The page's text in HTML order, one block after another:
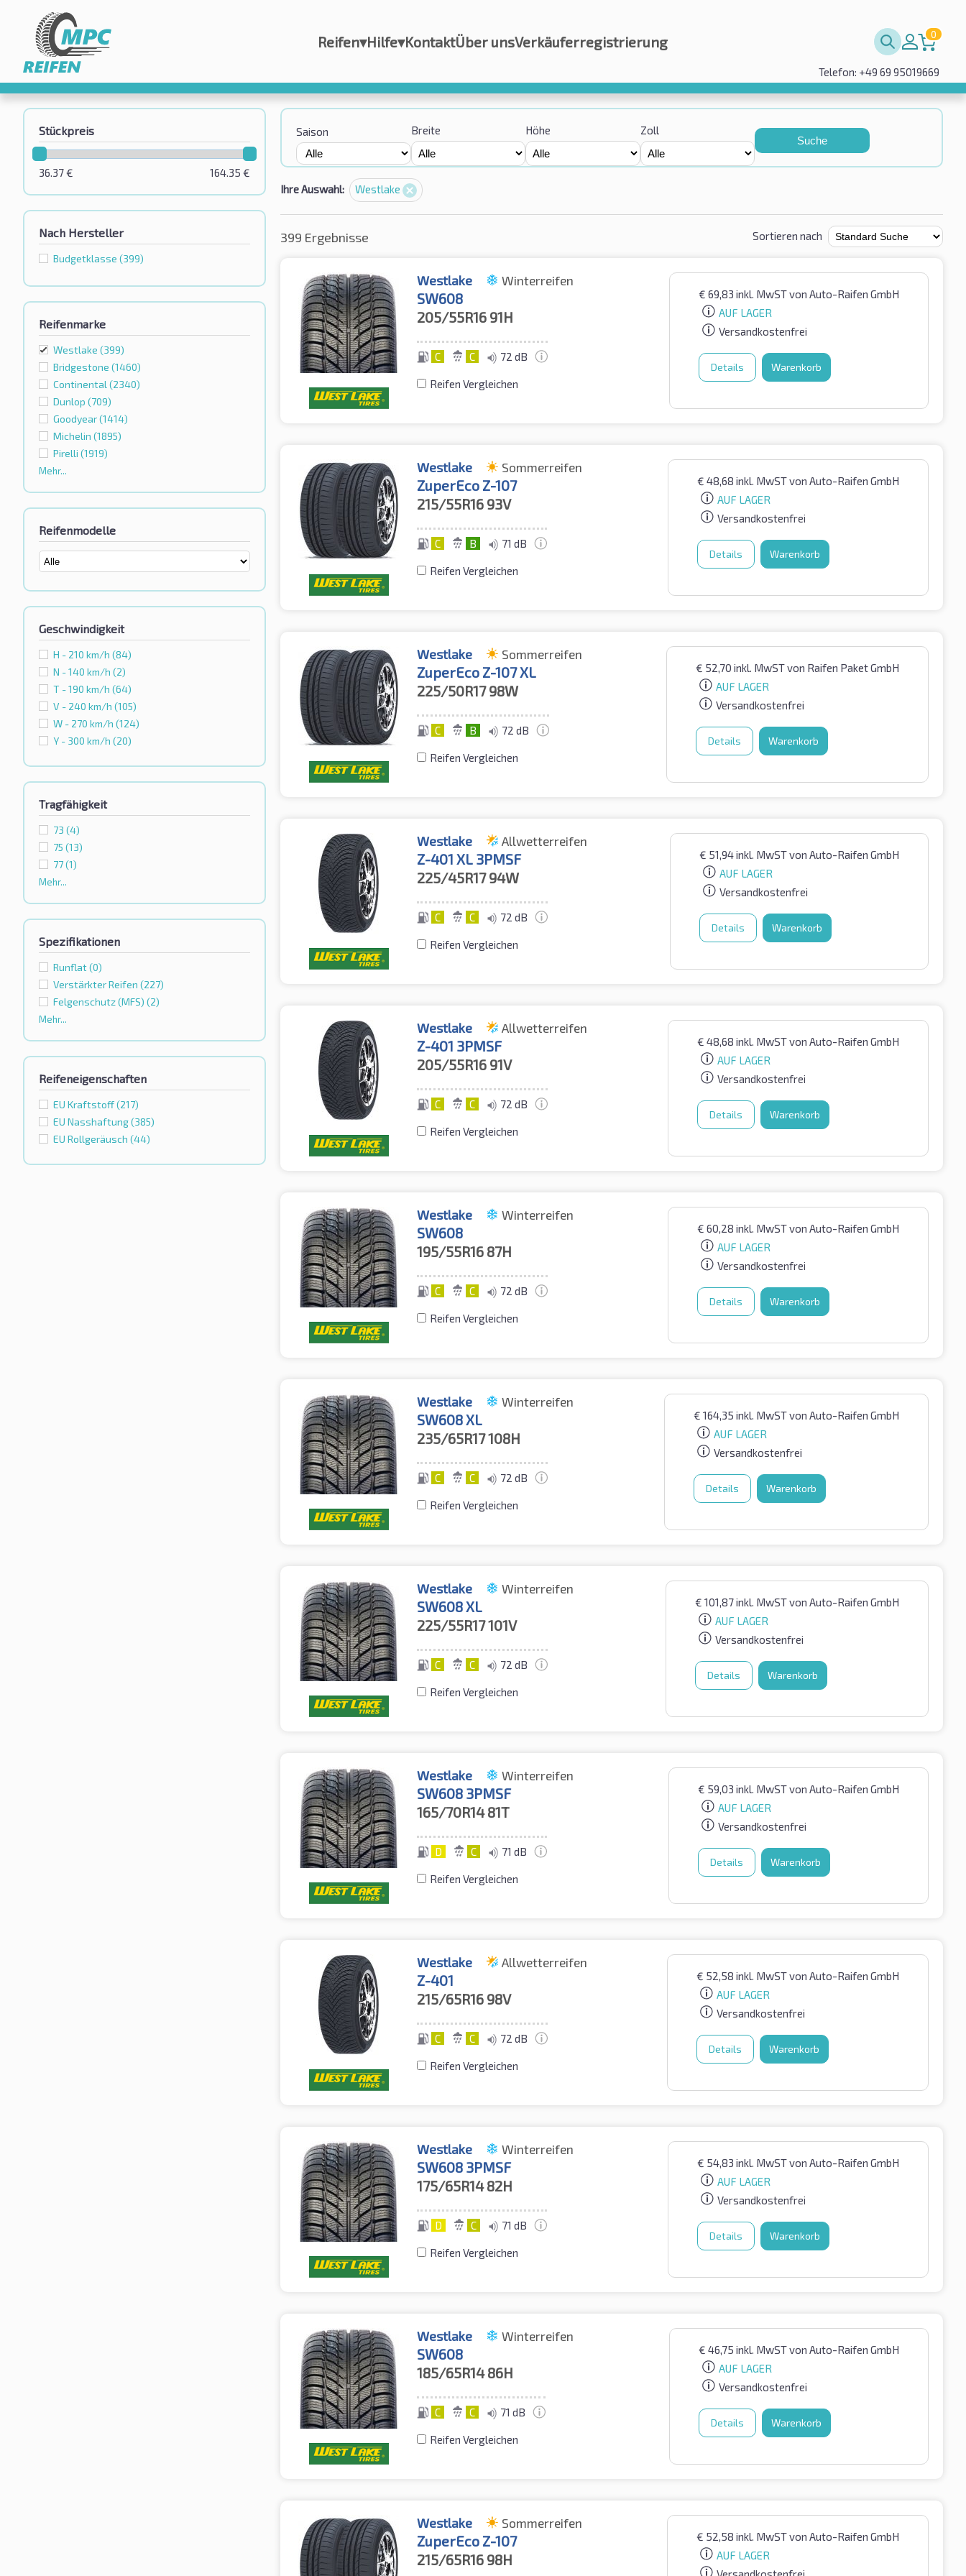
Reifen▾Hilfe▾KontaktÜber unsVerkäuferregistrierung 0
Telefon: +49 69 95019669
Stückpreis
164.35 €
36.37€
Nach Hersteller
Budgetklassе (399)
Reifenmarke
Westlake (399)
Bridgestone (1460)
Continental (2340)
Dunlop (709)
Goodyear(1414)
Michelin (1895)
Pirelli (1919)
Mehr...
Reifenmodelle
Geschwindigkeit
H - 210 km/h (84)
N - 140 km/h (2)
T - 190 km/h (64)
V - 240 km/h (105)
W - 270 km/h (124)
Y - 300 km/h (20)
Tragfähigkeit
73 (4)
75 (13)
77(1)
Mehr...
Spezifikationen
Runflat(0)
Verstärkter Reifen (227)
Felgenschutz (MFS) (2)
Mehr...
Reifeneigenschaften
EU Kraftstoff(217)
EU Nasshaftung(385)
EU Rollgeräusch (44)
Saison Breite Höhe Zoll
Suche
Ihre Auswahl: Westlake
399 Ergebnisse Sortieren nach
Westlake Winterreifen
SW608
205/55R16 91H
C C 72 dB
Reifen Vergleichen
€ 69,83 inkl. MwSTvon Auto-Raifen GmbH
AUF LAGER
Versandkostenfrei
Details Warenkorb
Westlake Sommerreifen
ZuperEco Z-107
215/55R16 93V
C B 71 dB
Reifen Vergleichen
€ 48,68 inkl. MwSTvon Auto-Raifen GmbH
AUF LAGER
Versandkostenfrei
Details Warenkorb
Westlake Sommerreifen
ZuperEco Z-107 XL
225/50R1798W
C B 72 dB
Reifen Vergleichen
€ 52,70 inkl. MwSTvon Raifen Paket GmbH
AUF LAGER
Versandkostenfrei
Details Warenkorb
Westlake Allwetterreifen
Z-401 XL 3PMSF
225/45R1794W
C C 72 dB
Reifen Vergleichen
€ 51,94inkl. MwSTvon Auto-Raifen GmbH
AUF LAGER
Versandkostenfrei
Details Warenkorb
Westlake Allwetterreifen
Z-401 3PMSF
205/55R16 91V
C C 72 dB
Reifen Vergleichen
€ 48,68 inkl. MwSTvon Auto-Raifen GmbH
AUF LAGER
Versandkostenfrei
Details Warenkorb
Westlake Winterreifen
SW608
195/55R16 87H
C C 72 dB
Reifen Vergleichen
€ 60,28 inkl. MwSTvon Auto-Raifen GmbH
AUF LAGER
Versandkostenfrei
Details Warenkorb
Westlake Winterreifen
SW608 XL
235/65R17108H
C C 72 dB
Reifen Vergleichen
€ 164,35 inkl. MwSTvon Auto-Raifen GmbH
AUF LAGER
Versandkostenfrei
Details Warenkorb
Westlake Winterreifen
SW608 XL
225/55R17101V
C C 72 dB
Reifen Vergleichen
€ 101,87inkl. MwSTvon Auto-Raifen GmbH
AUF LAGER
Versandkostenfrei
Details Warenkorb
Westlake Winterreifen
SW608 3PMSF
165/70R1481T
D C 71 dB
Reifen Vergleichen
€ 59,03 inkl. MwSTvon Auto-Raifen GmbH
AUF LAGER
Versandkostenfrei
Details Warenkorb
Westlake Allwetterreifen
Z-401
215/65R16 98V
C C 72 dB
Reifen Vergleichen
€ 52,58 inkl. MwSTvon Auto-Raifen GmbH
AUF LAGER
Versandkostenfrei
Details Warenkorb
Westlake Winterreifen
SW608 3PMSF
175/65R1482H
D C 71 dB
Reifen Vergleichen
€ 54,83 inkl. MwSTvon Auto-Raifen GmbH
AUF LAGER
Versandkostenfrei
Details Warenkorb
Westlake Winterreifen
SW608
185/65R1486H
C C 71 dB
Reifen Vergleichen
€ 46,75 inkl. MwSTvon Auto-Raifen GmbH
AUF LAGER
Versandkostenfrei
Details Warenkorb
Westlake Sommerreifen
ZuperEco Z-107
215/65R16 98H
€ 52,58 inkl. MwSTvon Auto-Raifen GmbH
AUF LAGER